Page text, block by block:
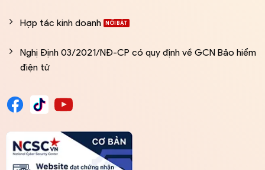
Hợp tác kinh doanh
Nghị Định 03/2021/NĐ-CP có quy định về GCN Bảo hiểm
điện tử